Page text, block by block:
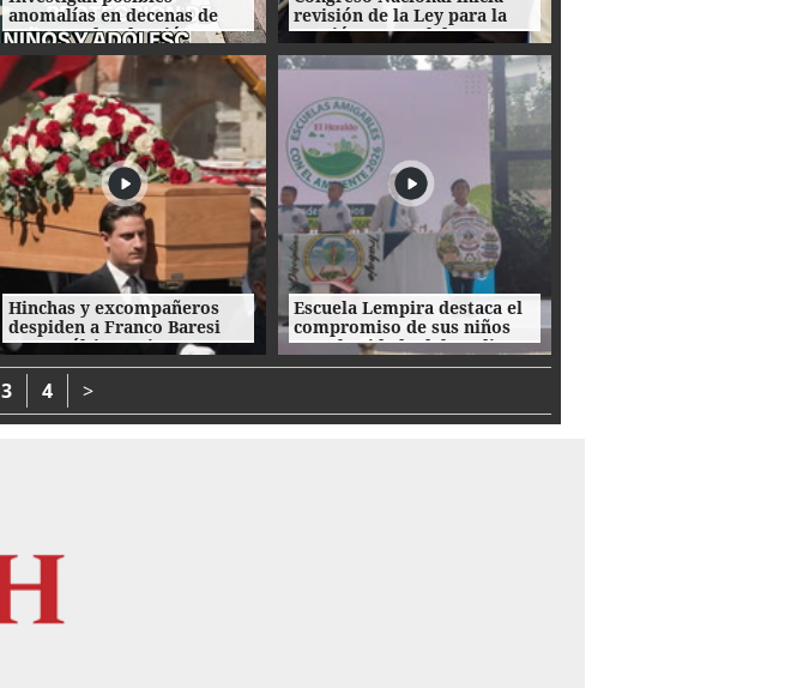
anomalías en decenas de
procesos de adopción en
Honduras
revisión de la Ley para la
Gestión Integral de
Residuos en Honduras
Hinchas y excompañeros
despiden a Franco Baresi
con un último 'Ciao
capitano'
Escuela Lempira destaca el
compromiso de sus niños
con el cuidado del medio
ambiente
3 4 >